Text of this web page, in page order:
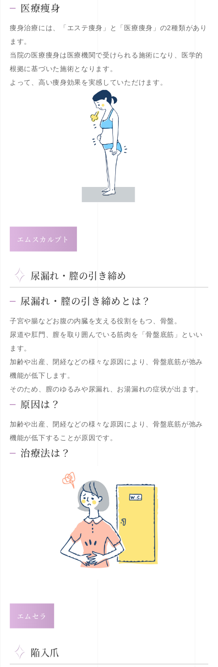
医療痩身
痩身治療には、「エステ痩身」と「医療痩身」の2種類があり
ます。
当院の医療痩身は医療機関で受けられる施術になり、医学的
根拠に基づいた施術となります。
よって、高い痩身効果を実感していただけます。
エムスカルプト
尿漏れ・膣の引き締め
尿漏れ・膣の引き締めとは？
子宮や腸などお腹の内臓を支える役割をもつ、骨盤。
尿道や肛門、膣を取り囲んでいる筋肉を「骨盤底筋」といい
ます。
加齢や出産、閉経などの様々な原因により、骨盤底筋が弛み
機能が低下します。
そのため、膣のゆるみや尿漏れ、お湯漏れの症状が出ます。
原因は？
加齢や出産、閉経などの様々な原因により、骨盤底筋が弛み
機能が低下することが原因です。
治療法は？
エムセラ
陥入爪